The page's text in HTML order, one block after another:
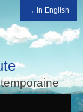
→ In English